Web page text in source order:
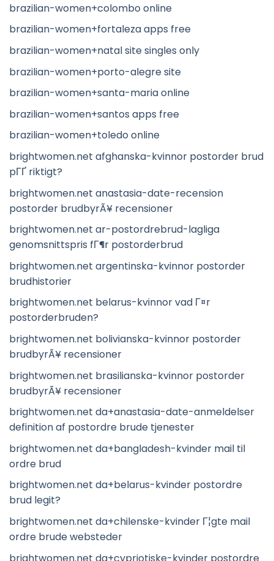
brazilian-women+colombo online
brazilian-women+fortaleza apps free
brazilian-women+natal site singles only
brazilian-women+porto-alegre site
brazilian-women+santa-maria online
brazilian-women+santos apps free
brazilian-women+toledo online
brightwomen.net afghanska-kvinnor postorder brud
pГҐ riktigt?
brightwomen.net anastasia-date-recension
postorder brudbyrÃ¥ recensioner
brightwomen.net ar-postordrebrud-lagliga
genomsnittspris fГ¶r postorderbrud
brightwomen.net argentinska-kvinnor postorder
brudhistorier
brightwomen.net belarus-kvinnor vad Г¤r
postorderbruden?
brightwomen.net bolivianska-kvinnor postorder
brudbyrÃ¥ recensioner
brightwomen.net brasilianska-kvinnor postorder
brudbyrÃ¥ recensioner
brightwomen.net da+anastasia-date-anmeldelser
definition af postordre brude tjenester
brightwomen.net da+bangladesh-kvinder mail til
ordre brud
brightwomen.net da+belarus-kvinder postordre
brud legit?
brightwomen.net da+chilenske-kvinder Г¦gte mail
ordre brude websteder
brightwomen.net da+cypriotiske-kvinder postordre